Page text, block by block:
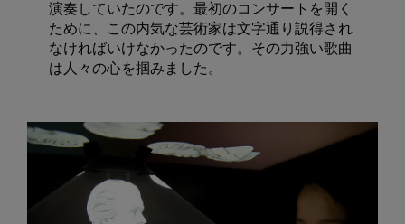
演奏していたのです。最初のコンサートを開く
ために、この内気な芸術家は文字通り説得され
なければいけなかったのです。その力強い歌曲
は人々の心を掴みました。